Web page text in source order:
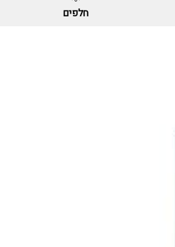
חלפים